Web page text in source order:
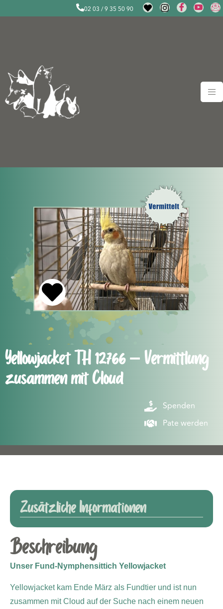
02 03 / 9 35 50 90
Yellowjacket TH 12766 – Vermittlung
zusammen mit Cloud
Spenden
Pate werden
Zusätzliche Informationen
Beschreibung
Unser Fund-Nymphensittich Yellowjacket
Yellowjacket kam Ende März als Fundtier und ist nun
zusammen mit Cloud auf der Suche nach einem neuen